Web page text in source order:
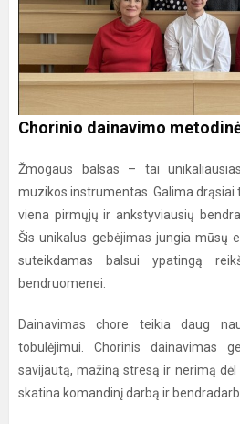
Chorinio dainavimo
Žmogaus balsas – tai
muzikos instrumentas. Galima drąsiai
viena pirmųjų ir ankstyviausių
Šis unikalus gebėjimas jungia mūsų
suteikdamas balsui ypatingą
bendruomenei.
Dainavimas chore teikia daug
tobulėjimui. Chorinis dainavimas
savijautą, mažiną stresą ir nerimą
skatina komandinį darbą ir